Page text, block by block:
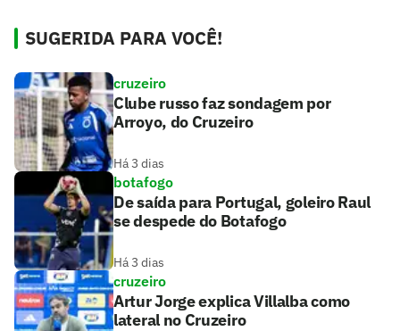
SUGERIDA PARA VOCÊ!
cruzeiro
Clube russo faz sondagem por
Arroyo, do Cruzeiro
Há 3 dias
botafogo
De saída para Portugal, goleiro Raul
se despede do Botafogo
Há 3 dias
cruzeiro
Artur Jorge explica Villalba como
lateral no Cruzeiro